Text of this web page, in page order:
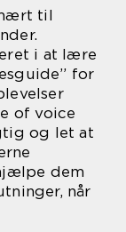
til
i at lære
for
of voice
og let at
dem
når